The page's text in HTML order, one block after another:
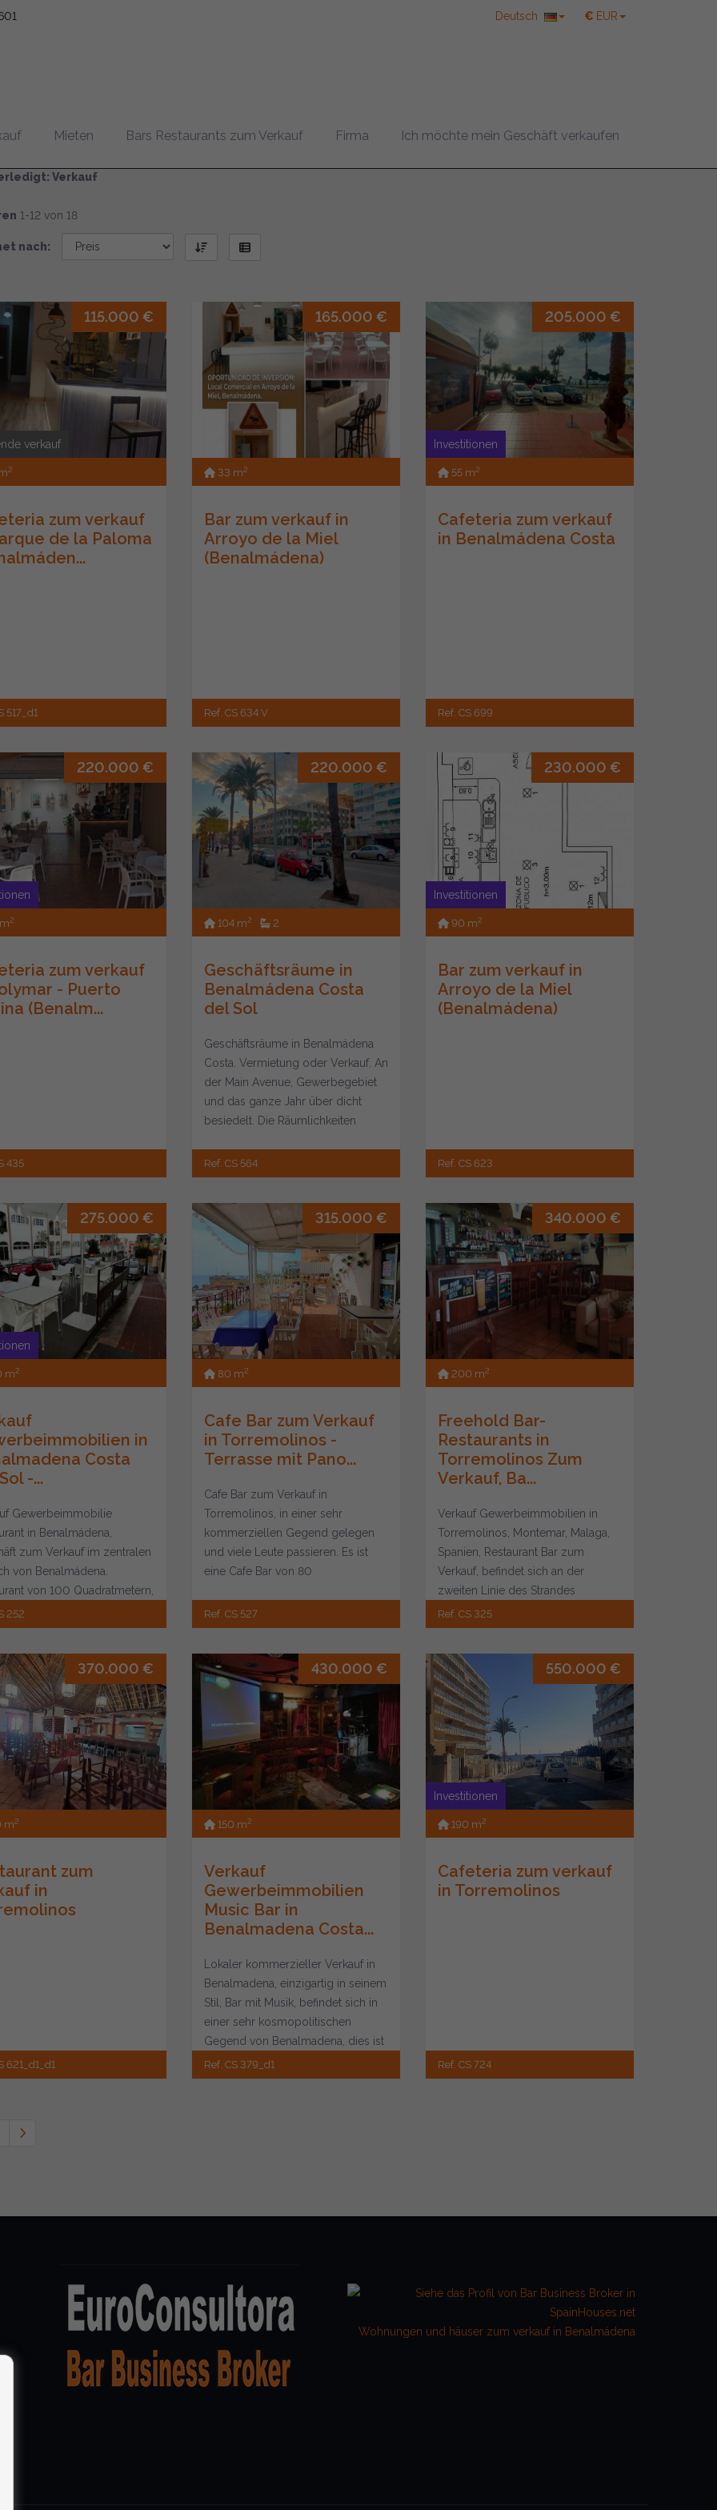
€ EUR
Deutsch
Mieten Bars Restaurants zum Verkauf Firma Ich möchte mein Geschäft verkaufen
von Unternehmen
Verkauf
1-12 von 18
nach:
115.000 €
verkauf
2
zum verkauf
de la Paloma
517_d1
165.000 €
33 m2
Bar zum verkauf in
Arroyo de la Miel
(Benalmádena)
Ref. CS 634 V
205.000 €
Investitionen
55 m2
Cafeteria zum verkauf
in Benalmádena Costa
Ref. CS 699
220.000 €
2
zum verkauf
- Puerto
(Benalm...
435
220.000 €
104 m2 2
Geschäftsräume in
Benalmádena Costa
del Sol
Geschäftsräume in Benalmádena
Costa. Vermietung oder Verkauf. An
der Main Avenue, Gewerbegebiet
und das ganze Jahr über dicht
besiedelt. Die Räumlichkeiten
Ref. CS 564
230.000 €
Investitionen
90 m2
Bar zum verkauf in
Arroyo de la Miel
(Benalmádena)
Ref. CS 623
275.000 €
m2
in
Costa
-...
Gewerbeimmobilie
in Benalmádena,
zum Verkauf im zentralen
von Benalmádena.
von 100 Quadratmetern,
für 10 Tische...
252
315.000 €
80 m2
Cafe Bar zum Verkauf
in Torremolinos -
Terrasse mit Pano...
Cafe Bar zum Verkauf in
Torremolinos, in einer sehr
kommerziellen Gegend gelegen
und viele Leute passieren. Es ist
eine Cafe Bar von 80
un...
Ref. CS 527
340.000 €
200 m2
Freehold Bar-
Restaurants in
Torremolinos Zum
Verkauf, Ba...
Verkauf Gewerbeimmobilien in
Torremolinos, Montemar, Malaga,
Spanien, Restaurant Bar zum
Verkauf, befindet sich an der
zweiten Linie des Strandes
Montemar , gegenüber vie...
Ref. CS 325
370.000 €
m2
zum
in
621_d1_d1
430.000 €
150 m2
Verkauf
Gewerbeimmobilien
Music Bar in
Benalmadena Costa...
Lokaler kommerzieller Verkauf in
Benalmadena, einzigartig in seinem
Stil, Bar mit Musik, befindet sich in
einer sehr kosmopolitischen
Gegend von Benalmadena, dies ist
ein...
Ref. CS 379_d1
550.000 €
Investitionen
190 m2
Cafeteria zum verkauf
in Torremolinos
Ref. CS 724
Wohnungen und häuser zum verkauf in Benalmádena